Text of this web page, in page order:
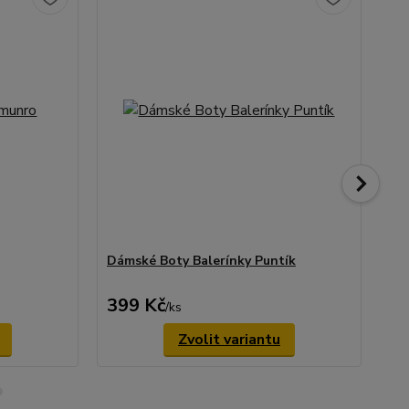
Dámské Boty Balerínky Puntík
399 Kč/ks
Zvolit variantu